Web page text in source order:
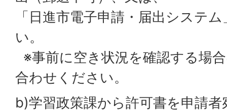
「日進市電子申請・届出システ
い。
※事前に空き状況を確認する場
合わせください。
b)学習政策課から許可書を申請